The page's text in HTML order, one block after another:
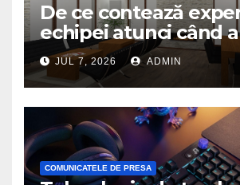
De ce contează
echipei atunci când
birou de arhitectură
JUL 7, 2026 ADMIN
COMUNICATELE DE PRESA